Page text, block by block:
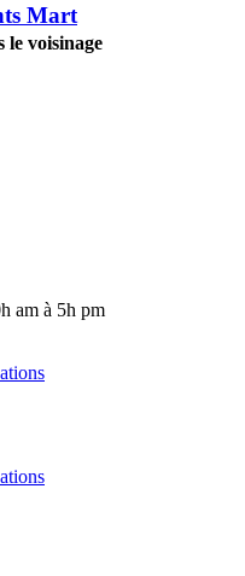
Mart
le voisinage
am à 5h pm